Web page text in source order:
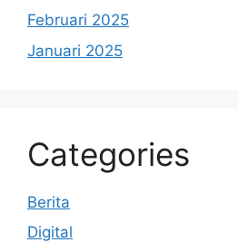
Februari 2025
Januari 2025
Categories
Berita
Digital